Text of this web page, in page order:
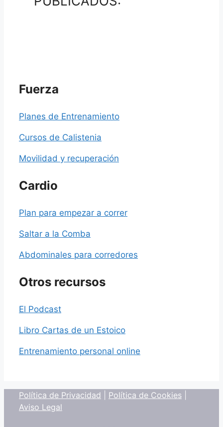
Fuerza
Planes de Entrenamiento
Cursos de Calistenia
Movilidad y recuperación
Cardio
Plan para empezar a correr
Saltar a la Comba
Abdominales para corredores
Otros recursos
El Podcast
Libro Cartas de un Estoico
Entrenamiento personal online
Política de Privacidad Política de Cookies
Aviso Legal